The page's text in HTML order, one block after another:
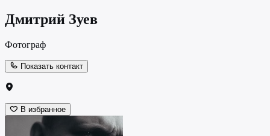
Дмитрий Зуев
Фотограф
Показать контакт
В избранное